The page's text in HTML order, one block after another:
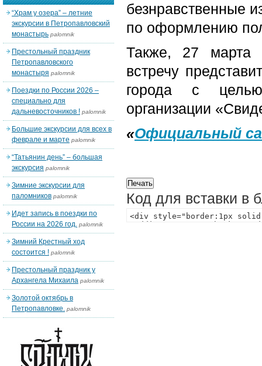
безнравственные
по оформлению
Также, 27 марта
встречу
города с целью
организации
«Официальный
Код для вставки в
“Храм у озера” – летние
экскурсии в Петропавловский
монастырь palomnik
Престольный праздник
Петропавловского
монастыря palomnik
Поездки по России 2026 –
специально для
дальневосточников ! palomnik
Большие экскурсии для всех в
феврале и марте palomnik
“Татьянин день” – большая
экскурсия palomnik
Зимние экскурсии для
паломников palomnik
Идет запись в поездки по
России на 2026 год. palomnik
Зимний Крестный ход
состоится ! palomnik
Престольный праздник у
Архангела Михаила palomnik
Золотой октябрь в
Петропавловке. palomnik